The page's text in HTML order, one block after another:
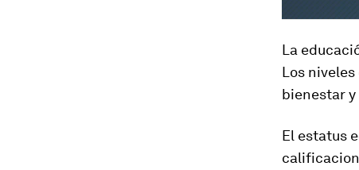
La
Los
bienestar y
El estatus